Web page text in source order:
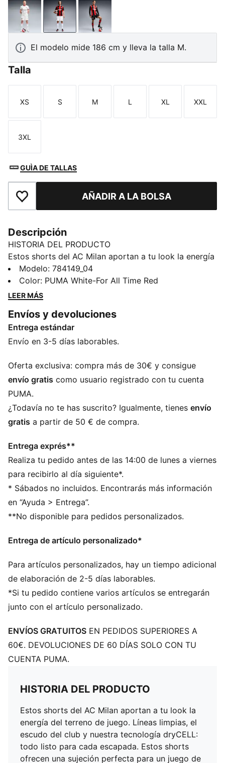
PUMA White-Victory Gold
PUMA White-For All Time Red
PUMA Black-For All Time Red
El modelo mide 186 cm y lleva la talla M.
Talla
Talla
XS
Talla
S
Talla
M
Talla
L
Talla
XL
Talla
XXL
Talla
3XL
GUÌA DE TALLAS
Añade a favoritosAÑADIR A LA BOLSA
Descripción
HISTORIA DEL PRODUCTO
Estos shorts del AC Milan aportan a tu look la energía
del terreno de juego. Líneas limpias, el escudo del club
y nuestra tecnología dryCELL: todo listo para cada
escapada. Estos shorts ofrecen una sujeción perfecta
todo el partido.
CARACTERÍSTICAS + BENEFICIOS
CONTROL DE LA HUMEDAD: los tejidos técnicos
mantenerte seca y cómoda
Producto fabricado con material 100 % reciclado,
excepto ribetes y adornos
Diseñado para: fútbol
Ajuste: estándar
Parte inferior abierta
Material principal: jacquard de doble cara
Talle: medio
Modelo: 784149_04
Color: PUMA White-For All Time Red
LEER MÁS
Envíos y devoluciones
Entrega estándar
Envío en 3-5 días laborables.
Oferta exclusiva: compra más de 30€ y consigue
envío gratis como usuario registrado con tu cuenta
PUMA.
¿Todavía no te has suscrito? Igualmente, tienes envío
gratis a partir de 50 € de compra.
Entrega exprés**
Realiza tu pedido antes de las 14:00 de lunes a viernes
para recibirlo al día siguiente*.
* Sábados no incluidos. Encontrarás más información
en “Ayuda > Entrega”.
**No disponible para pedidos personalizados.
Entrega de artículo personalizado*
Para artículos personalizados, hay un tiempo adicional
de elaboración de 2-5 días laborables.
*Si tu pedido contiene varios artículos se entregarán
junto con el artículo personalizado.
ENVÍOS GRATUITOS EN PEDIDOS SUPERIORES A
60€. DEVOLUCIONES DE 60 DÍAS SOLO CON TU
CUENTA PUMA.
HISTORIA DEL PRODUCTO
Estos shorts del AC Milan aportan a tu look la
energía del terreno de juego. Líneas limpias, el
escudo del club y nuestra tecnología dryCELL:
todo listo para cada escapada. Estos shorts
ofrecen una sujeción perfecta para un juego de